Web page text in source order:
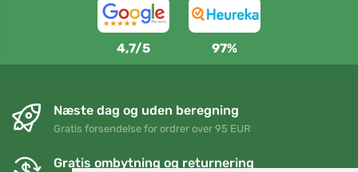
4,7/5 97%
Næste dag og uden beregning
Gratis forsendelse for ordrer over 95 EUR
Gratis ombytning og returnering